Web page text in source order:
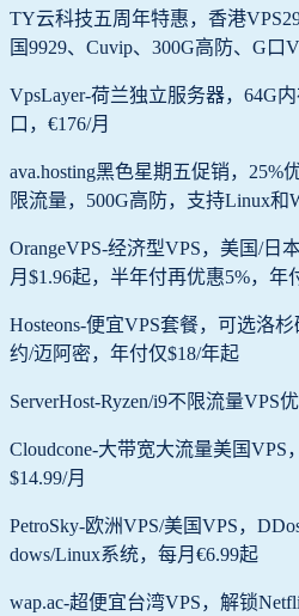
TY云科技五周年特惠，香港
国9929、Cuvip、300G高防、G口
VpsLayer-荷兰独立服务器，64G
口，€176/月
ava.hosting黑色星期五促销，
限流量，500G高防，支持Linux和
OrangeVPS-经济型VPS，美国/日
月$1.96起，半年付再优惠5%，年
Hosteons-便宜VPS套餐，可选洛
约/迈阿密，年付仅$18/年起
ServerHost-Ryzen/i9不限流量VPS
Cloudcone-大带宽大流量美国VPS
$14.99/月
PetroSky-欧洲VPS/美国VPS，
dows/Linux系统，每月€6.99起
wap.ac-超便宜台湾VPS，解锁